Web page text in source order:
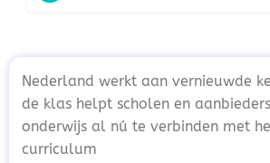
Nederland werkt aan vernieuwde
de klas helpt scholen en
onderwijs al nú te verbinden met
curriculum